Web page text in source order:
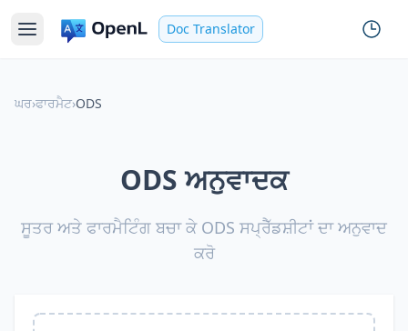
Doc Translator
ਘਰ›ਫਾਰਮੈਟ›ODS
ODS ਅਨੁਵਾਦਕ
ਸੂਤਰ ਅਤੇ ਫਾਰਮੈਟਿੰਗ ਬਚਾ ਕੇ ODS ਸਪ੍ਰੈੱਡਸ਼ੀਟਾਂ ਦਾ ਅਨੁਵਾਦ
ਕਰੋ